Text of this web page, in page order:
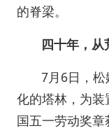
的脊梁。
四十年，从
7月6日，
化的塔林，为
国五一劳动奖